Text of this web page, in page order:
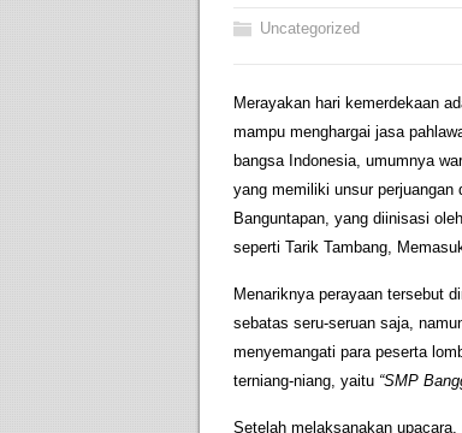
Uncategorized
Merayakan hari kemerdekaan
mampu menghargai jasa
bangsa Indonesia, umumnya
yang memiliki unsur
Banguntapan, yang diinisasi
seperti Tarik Tambang,
Menariknya perayaan tersebut
sebatas seru-seruan saja,
menyemangati para peserta
terniang-niang, yaitu “SMP
Setelah melaksanakan